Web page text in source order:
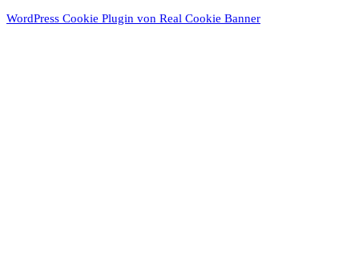
WordPress Cookie Plugin von Real Cookie Banner